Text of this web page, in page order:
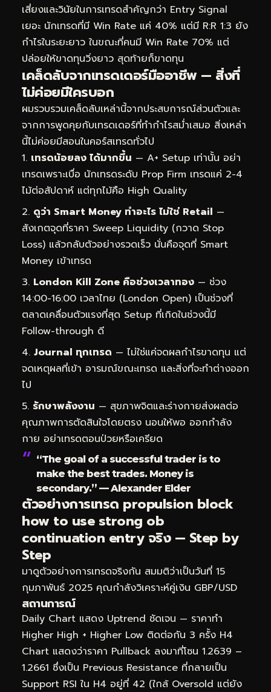
เสี่ยงและวินัยในการเทรดสำคัญกว่า Entry Signal
เยอะ นักเทรดที่มี Win Rate แค่ 40% แต่มี R:R 1:3 ยัง
กำไรในระยะยาว ในขณะที่คนมี Win Rate 70% แต่
ปล่อยให้ขาดทุนวิ่งยาว สุดท้ายก็ขาดทุน
เคล็ดลับจากเทรดเดอร์มืออาชีพ — สิ่งที่
ไม่ค่อยมีใครบอก
ผมรวบรวมเคล็ดลับเหล่านี้จากประสบการณ์ส่วนตัวและ
จากการพูดคุยกับเทรดเดอร์ที่ทำกำไรสม่ำเสมอ สิ่งเหล่า
นี้ไม่ค่อยมีสอนในคอร์สเทรดทั่วไป
เทรดน้อยลง ได้มากขึ้น — A+ Setup เท่านั้น อย่า
เทรดเพราะเบื่อ นักเทรดระดับ Prop Firm เทรดแค่ 2-4
ไม้ต่อสัปดาห์ แต่ทุกไม้คือ High Quality
ดูว่า Smart Money ทำอะไร ไม่ใช่ Retail —
สังเกตจุดที่ราคา Sweep Liquidity (กวาด Stop
Loss) แล้วกลับตัวอย่างรวดเร็ว นั่นคือจุดที่ Smart
Money เข้าเทรด
London Kill Zone คือช่วงเวลาทอง — ช่วง
14:00-16:00 เวลาไทย (London Open) เป็นช่วงที่
ตลาดเคลื่อนตัวแรงที่สุด Setup ที่เกิดในช่วงนี้มี
Follow-through ดี
Journal ทุกเทรด — ไม่ใช่แค่จดผลกำไรขาดทุน แต่
จดเหตุผลที่เข้า อารมณ์ขณะเทรด และสิ่งที่จะทำต่างออก
ไป
รักษาพลังงาน — สุขภาพจิตและร่างกายส่งผลต่อ
คุณภาพการตัดสินใจโดยตรง นอนให้พอ ออกกำลัง
กาย อย่าเทรดตอนป่วยหรือเครียด
“The goal of a successful trader is to
make the best trades. Money is
secondary.” — Alexander Elder
ตัวอย่างการเทรด propulsion block
how to use strong ob
continuation entry จริง — Step by
Step
มาดูตัวอย่างการเทรดจริงกัน สมมติว่าเป็นวันที่ 15
กุมภาพันธ์ 2025 คุณกำลังวิเคราะห์คู่เงิน GBP/USD
สถานการณ์
Daily Chart แสดง Uptrend ชัดเจน — ราคาทำ
Higher High + Higher Low ติดต่อกัน 3 ครั้ง H4
Chart แสดงว่าราคา Pullback ลงมาที่โซน 1.2639 –
1.2661 ซึ่งเป็น Previous Resistance ที่กลายเป็น
Support RSI ใน H4 อยู่ที่ 42 (ใกล้ Oversold แต่ยัง